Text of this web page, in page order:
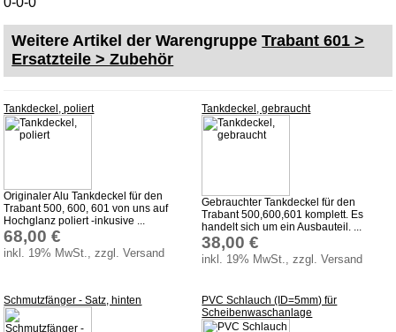
Tuningteile
Fahrzeuge
Trabant 1.1
Barkas B 1000
Kugelgelenke, Zubehör
Sonderanfertigungen
Glühlampen
Weitere Artikel der WarengruppeTrabant 601 >
Ersatzteile > Zubehör
Tankdeckel, poliert
Originaler Alu Tankdeckel für den
Trabant 500, 600, 601 von uns auf
Hochglanz poliert -inkusive ...
68,00 €
inkl. 19% MwSt., zzgl. Versand
Tankdeckel, gebraucht
Gebrauchter Tankdeckel für den
Trabant 500,600,601 komplett. Es
handelt sich um ein Ausbauteil. ...
38,00 €
inkl. 19% MwSt., zzgl. Versand
Schmutzfänger - Satz, hinten
PVC Schlauch (ID=5mm) für
Scheibenwaschanlage